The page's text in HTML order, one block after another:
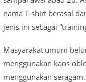
nama T-shirt berasal
jenis ini sebagai
Masyarakat umum
menggunakan kaos
menggunakan